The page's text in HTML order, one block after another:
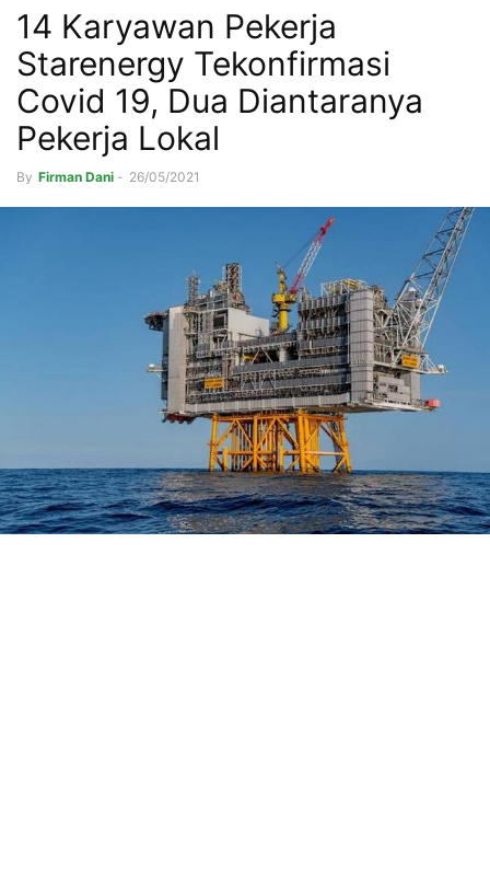
14 Karyawan Pekerja
Starenergy Tekonfirmasi
Covid 19, Dua Diantaranya
Pekerja Lokal
By Firman Dani - 26/05/2021